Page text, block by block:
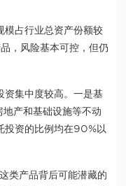
占行业总资产份额较
，风险基本可控，但仍
集中度较高。一是基
产和基础设施等不动
投资的比例均在90%以
产品背后可能潜藏的